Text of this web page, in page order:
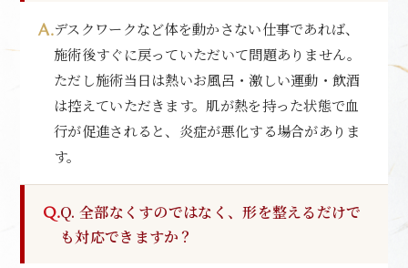
デスクワークなど体を動かさない仕事であれば、
施術後すぐに戻っていただいて問題ありません。
ただし施術当日は熱いお風呂・激しい運動・飲酒
は控えていただきます。肌が熱を持った状態で血
行が促進されると、炎症が悪化する場合がありま
す。
Q. 全部なくすのではなく、形を整えるだけで
も対応できますか？